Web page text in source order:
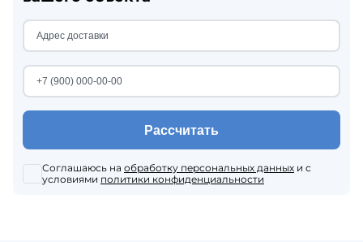
Рассчитать
Соглашаюсь на обработку персональных данных и с
условиями политики конфиденциальности